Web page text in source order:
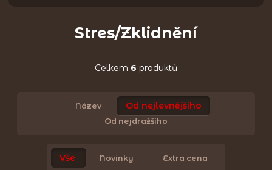
Stres/Zklidnění
Celkem 6 produktů
Název Od nejlevnějšího
Od nejdražšího
Vše Novinky Extra cena